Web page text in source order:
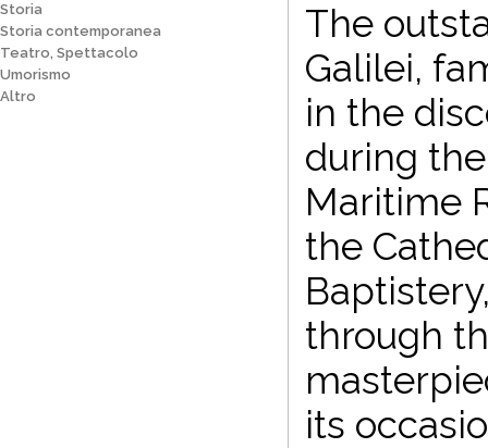
Storia
Storia contemporanea
Teatro, Spettacolo
Umorismo
Altro
The
Galilei,
in the
during
Maritime
the
through
its